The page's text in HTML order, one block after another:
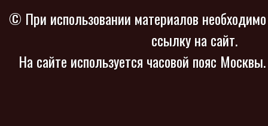
© При использовании материалов
ссылку на сайт.
На сайте используется часовой пояс